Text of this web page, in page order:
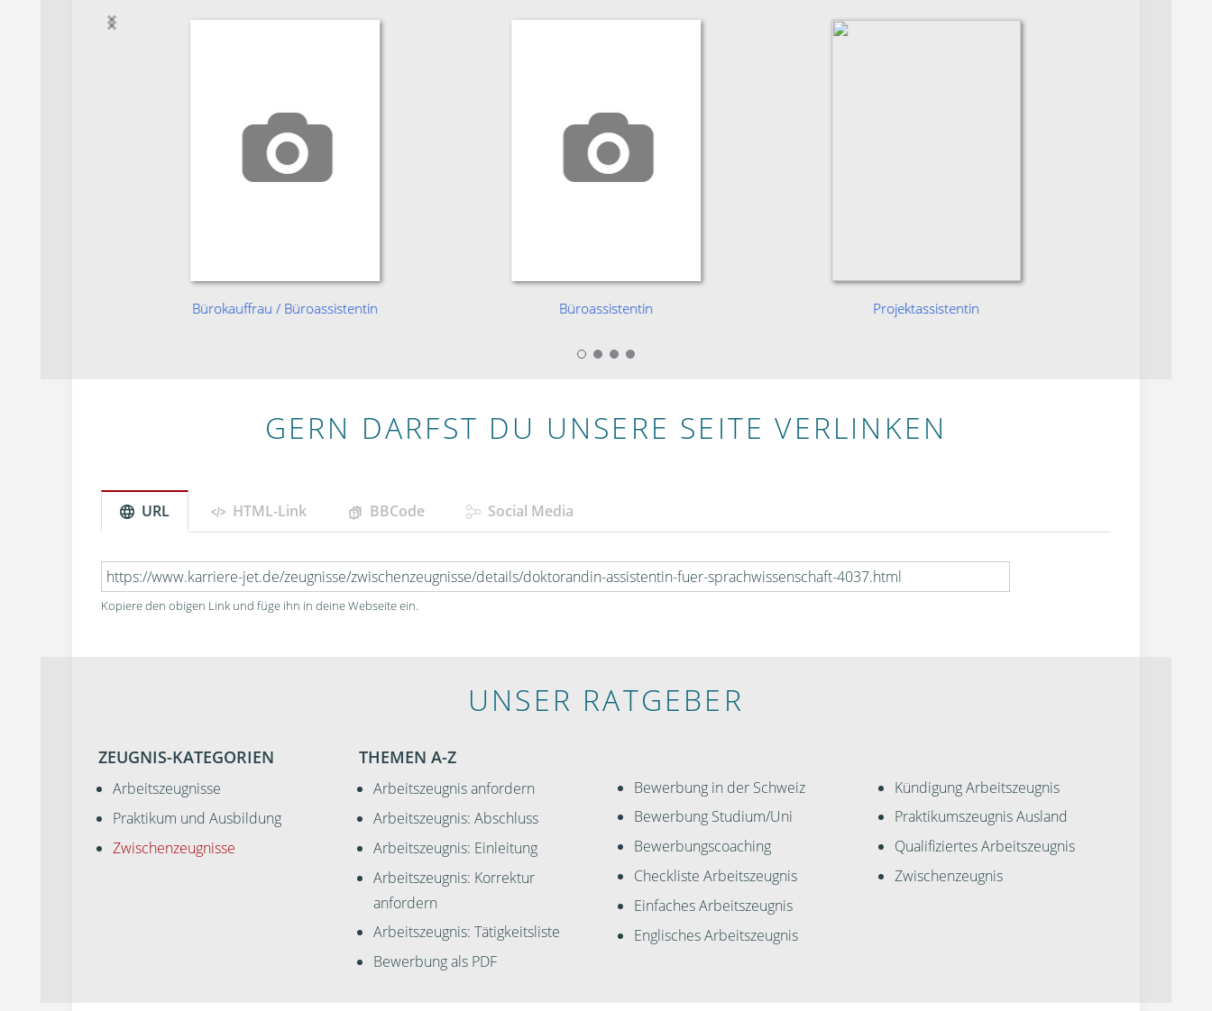
Bürokauffrau / Büroassistentin Büroassistentin Projektassistentin
GERN DARFST DU UNSERE SEITE VERLINKEN
URL HTML-Link BBCode Social Media
Kopiere den obigen Link und füge ihn in deine Webseite ein.
UNSER RATGEBER
ZEUGNIS-KATEGORIEN
Arbeitszeugnisse
Praktikum und Ausbildung
Zwischenzeugnisse
THEMEN A-Z
Arbeitszeugnis anfordern
Arbeitszeugnis: Abschluss
Arbeitszeugnis: Einleitung
Arbeitszeugnis: Korrektur
anfordern
Arbeitszeugnis: Tätigkeitsliste
Bewerbung als PDF
Bewerbung in der Schweiz
Bewerbung Studium/Uni
Bewerbungscoaching
Checkliste Arbeitszeugnis
Einfaches Arbeitszeugnis
Englisches Arbeitszeugnis
Kündigung Arbeitszeugnis
Praktikumszeugnis Ausland
Qualifiziertes Arbeitszeugnis
Zwischenzeugnis